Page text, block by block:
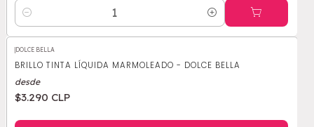
Cantidad
DOLCE BELLA
BRILLO TINTA LÍQUIDA MARMOLEADO - DOLCE BELLA
desde
$3.290 CLP